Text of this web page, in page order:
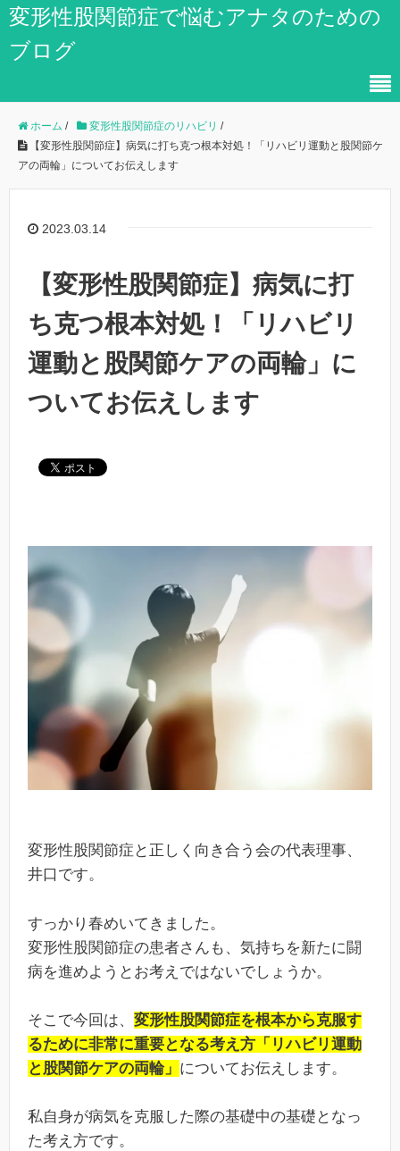
変形性股関節症で悩むアナタのための
ブログ
ホーム / 変形性股関節症のリハビリ /
【変形性股関節症】病気に打ち克つ根本対処！「リハビリ運動と股関節ケ
アの両輪」についてお伝えします
2023.03.14
【変形性股関節症】病気に打
ち克つ根本対処！「リハビリ
運動と股関節ケアの両輪」に
ついてお伝えします
変形性股関節症と正しく向き合う会の代表理事、
井口です。
すっかり春めいてきました。
変形性股関節症の患者さんも、気持ちを新たに闘
病を進めようとお考えではないでしょうか。
そこで今回は、 変形性股関節症を根本から克服す
るために非常に重要となる考え方「リハビリ運動
と股関節ケアの両輪」 についてお伝えします。
私自身が病気を克服した際の基礎中の基礎となっ
た考え方です。